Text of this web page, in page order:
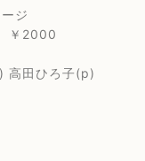
ジ
2000
田ひろ子(p)